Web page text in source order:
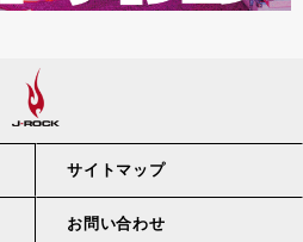
サイトマップ
お問い合わせ